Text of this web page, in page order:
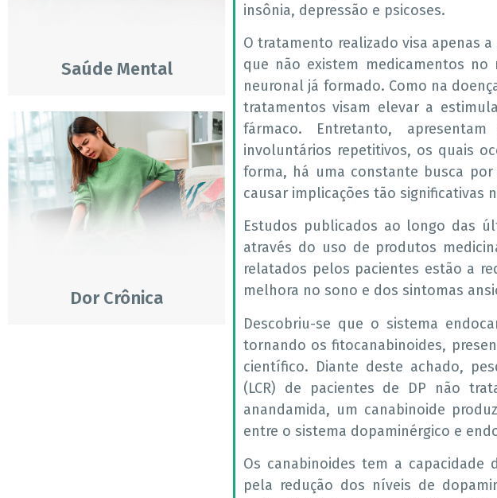
Saúde Mental
Dor Crônica
insônia, depressão e psicoses.
O tratamento realizado visa apenas
que não existem medicamentos
neuronal já formado. Como na
tratamentos visam elevar a
fármaco. Entretanto,
involuntários repetitivos, os quais
forma, há uma constante busca
causar implicações tão significativas
Estudos publicados ao longo das
através do uso de produtos
relatados pelos pacientes estão a
melhora no sono e dos sintomas
Descobriu-se que o sistema
tornando os fitocanabinoides,
científico. Diante deste achado,
(LCR) de pacientes de DP não
anandamida, um canabinoide
entre o sistema dopaminérgico e
Os canabinoides tem a capacidade
pela redução dos níveis de